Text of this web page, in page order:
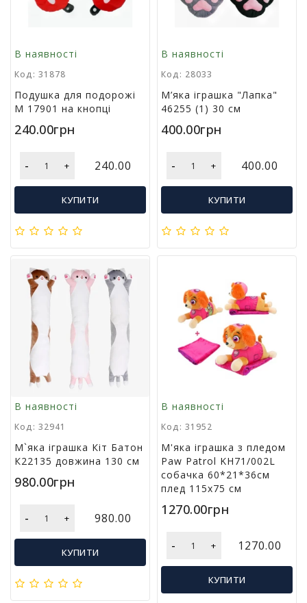
В наявності
Код: 31878
Подушка для подорожі
M 17901 на кнопці
240.00грн
- + 240.00
КУПИТИ
В наявності
Код: 28033
М’яка іграшка "Лапка"
46255 (1) 30 см
400.00грн
- + 400.00
КУПИТИ
В наявності
Код: 32941
М`яка іграшка Кіт Батон
К22135 довжина 130 см
980.00грн
- + 980.00
КУПИТИ
В наявності
Код: 31952
М'яка іграшка з пледом
Paw Patrol KH71/002L
собачка 60*21*36см
плед 115х75 см
1270.00грн
- + 1270.00
КУПИТИ